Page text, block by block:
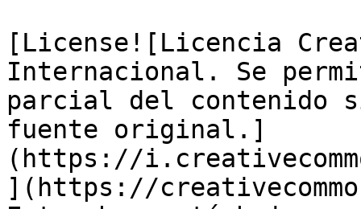
[License![Licencia
Internacional. Se
parcial del contenido
fuente original.]
(https://
](https://